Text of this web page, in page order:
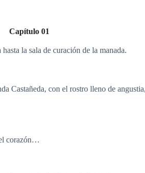
Capítulo 01
la sala de curación de la manada.
Castañeda, con el rostro lleno de
corazón…